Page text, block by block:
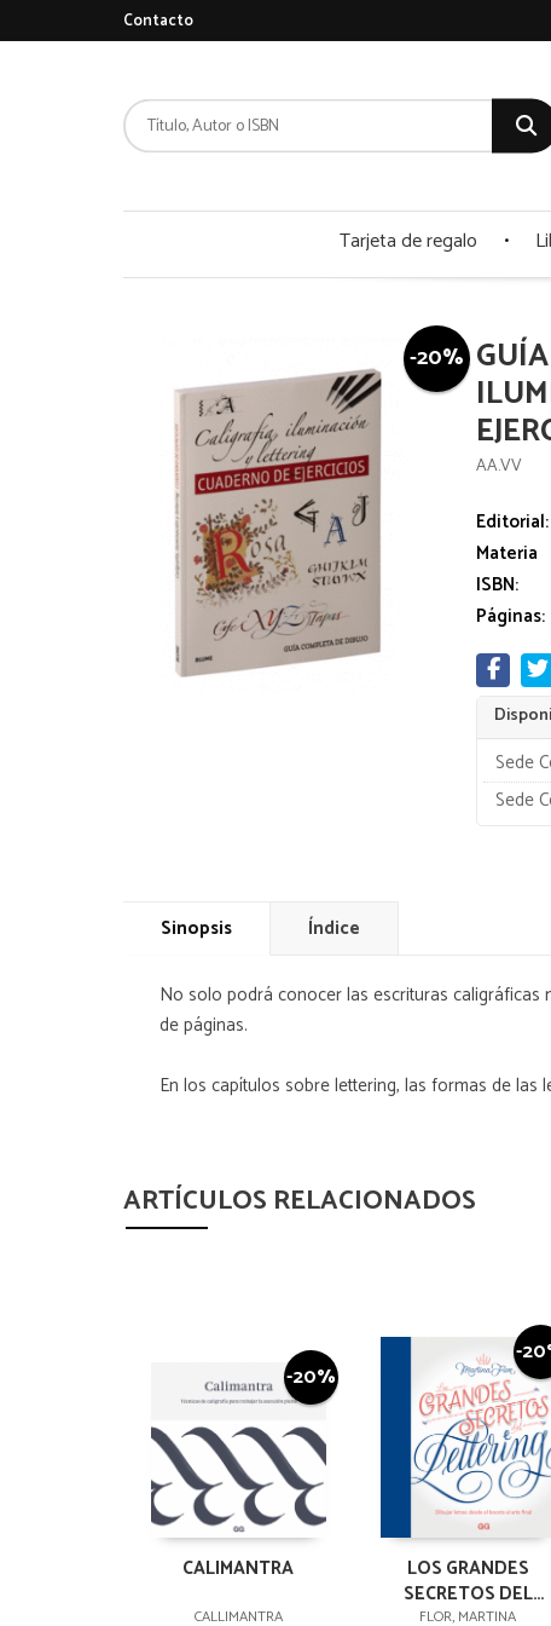
Contacto
Tarjeta de regalo
-20%
AA.VV
Editorial:
Materia
ISBN:
Páginas:
Sede
Sede
Sinopsis Índice
No solo podrá conocer las escrituras
de páginas.
En los capítulos sobre lettering, las formas de las
ARTÍCULOS RELACIONADOS
-20%
CALIMANTRA
CALLIMANTRA
-
LOS GRANDES
SECRETOS DEL
LETTERING
FLOR, MARTINA